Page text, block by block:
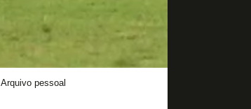
Arquivo pessoal